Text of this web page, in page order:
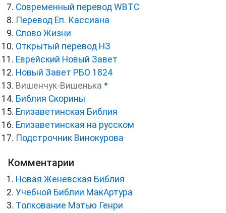
Cовременный перевод WBTC
Перевод Еп. Кассиана
Слово Жизни
Открытый перевод НЗ
Еврейский Новый Завет
Новый Завет РБО 1824
Вишенчук-Вишенька ●
Библия Скорины
Елизаветинская Библия
Елизаветинская на русском
Подстрочник Винокурова
Комментарии
Новая Женевская Библия
Учебной Библии МакАртура
Толкование Мэтью Генри